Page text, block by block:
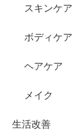
スキンケア
ボディケア
ヘアケア
メイク
生活改善